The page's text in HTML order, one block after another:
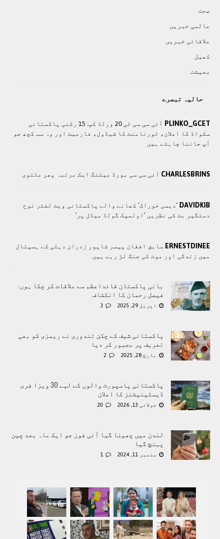
صحت
عالمی خبريں
علاقائی خبريں
کھيل
معيشت
حالیہ تبصرے
PLINKO_GCET
آئی سی سی ٹی 20 ورلڈ کپ: 15 رکنی پاکستانی
سکواڈ کا اعلان، ٹورنامنٹ کا شیڈول، فارمیٹ اور وہ سب کچھ جو
آپ جاننا چاہتے ہیں
CHARLESBRINS آئی سی سی بورڈ میٹنگ ایک مرتبہ پھر ملتوی
DAVIDKIB ’دیسی خوراک‘ کھانے والے پاکستانی ویٹ لفٹر نوح
دستگیر بٹ کی نظریں ’اولمپک گولڈ میڈل پر‘
ERNESTDINEE سابق افغان پیسر شاپور زدران دہلی کے ہسپتال
میں زندگی اور موت کی جنگ لڑ رہے ہیں
بانی پاکستان قائداعظم سے ملاقات کر چکا ہوں:
فیصل رحمان کا انکشاف
اپریل 29, 2025 3
پاکستانی شیف کے چکن تندوری نے ریمزی کو بھی
تعریف پر مجبور کر دیا
مارچ 28, 2025 2
پاکستانی پاسپورٹ والوں کے لیے 30 ویزا فری
ڈیسٹینیشنز کا اعلان
جولائی 13, 2026 20
لندن میں چھینا گیا آئی فون جو ایک ماہ بعد چین
پہنچ گیا
ستمبر 11, 2024 1